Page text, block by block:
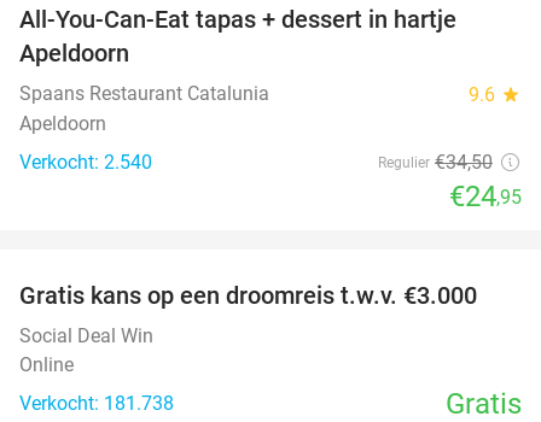
All-You-Can-Eat tapas + dessert in hartje
Apeldoorn
Spaans Restaurant Catalunia 9.6 star
Apeldoorn
Verkocht: 2.540
Regulier €34,50
€24,95
Gratis kans op een droomreis t.w.v. €3.000
Social Deal Win
Online
Verkocht: 181.738
Gratis